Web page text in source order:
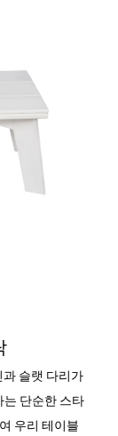
과 슬랫 다리가
단순한 스타
우리 테이블